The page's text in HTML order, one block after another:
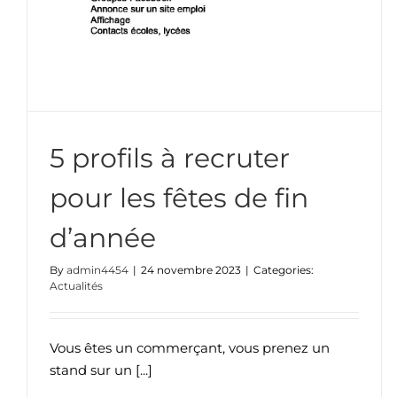
5 profils à recruter
pour les fêtes de fin
d’année
By admin4454 | 24 novembre 2023 | Categories:
Actualités
Vous êtes un commerçant, vous prenez un
stand sur un [...]